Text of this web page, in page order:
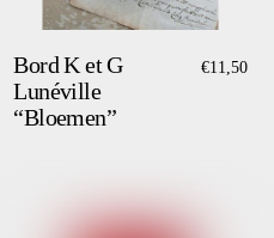
Bord K et G
Lunéville
“Bloemen”
€11,50